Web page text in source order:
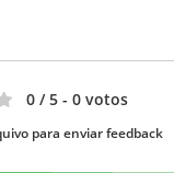
0 / 5 - 0 votos
para enviar feedback